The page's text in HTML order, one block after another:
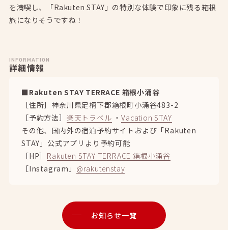
を満喫し、「Rakuten STAY」の特別な体験で印象に残る箱根
旅になりそうですね！
INFORMATION
詳細情報
■Rakuten STAY TERRACE 箱根小涌谷
［住所］神奈川県足柄下郡箱根町小涌谷483-2
［予約方法］ 楽天トラベル ・Vacation STAY
その他、国内外の宿泊予約サイトおよび「Rakuten
STAY」公式アプリより予約可能
［HP］ Rakuten STAY TERRACE 箱根小涌谷
［Instagram」 @rakutenstay
お知らせ一覧